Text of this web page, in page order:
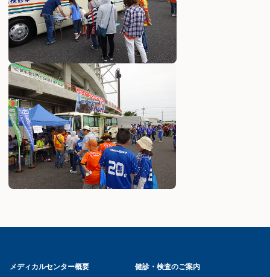
メディカルセンター概要
健診・検査のご案内